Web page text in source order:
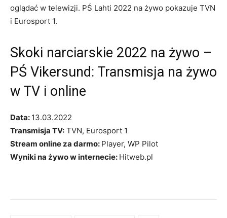
oglądać w telewizji. PŚ Lahti 2022 na żywo pokazuje TVN
i Eurosport 1.
Skoki narciarskie 2022 na żywo –
PŚ Vikersund: Transmisja na żywo
w TV i online
Data: 13.03.2022
Transmisja TV: TVN, Eurosport 1
Stream online za darmo: Player, WP Pilot
Wyniki na żywo w internecie: Hitweb.pl